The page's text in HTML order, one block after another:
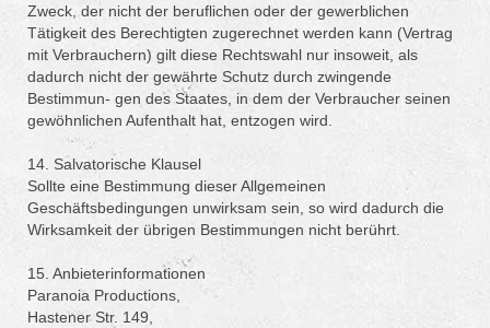
Zweck, der nicht der beruflichen oder der gewerblichen
Tätigkeit des Berechtigten zugerechnet werden kann (Vertrag
mit Verbrauchern) gilt diese Rechtswahl nur insoweit, als
dadurch nicht der gewährte Schutz durch zwingende
Bestimmun- gen des Staates, in dem der Verbraucher seinen
gewöhnlichen Aufenthalt hat, entzogen wird.
14. Salvatorische Klausel
Sollte eine Bestimmung dieser Allgemeinen
Geschäftsbedingungen unwirksam sein, so wird dadurch die
Wirksamkeit der übrigen Bestimmungen nicht berührt.
15. Anbieterinformationen
Paranoia Productions,
Hastener Str. 149,